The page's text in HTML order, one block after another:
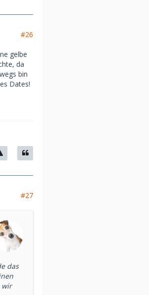
#26
gelbe
da
bin
Dates!
#27
das
wir